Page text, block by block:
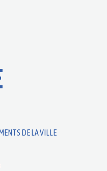
DE LA VILLE